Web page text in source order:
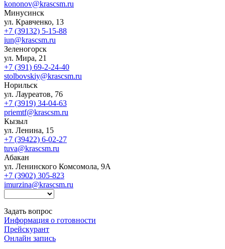
kononov@krascsm.ru
Минусинск
ул. Кравченко, 13
+7 (39132) 5-15-88
iun@krascsm.ru
Зеленогорск
ул. Мира, 21
+7 (391) 69-2-24-40
stolbovskiy@krascsm.ru
Норильск
ул. Лауреатов, 76
+7 (3919) 34-04-63
priemtf@krascsm.ru
Кызыл
ул. Ленина, 15
+7 (39422) 6-02-27
tuva@krascsm.ru
Абакан
ул. Ленинского Комсомола, 9А
+7 (3902) 305-823
imurzina@krascsm.ru
Задать вопрос
Информация о готовности
Прейскурант
Онлайн запись